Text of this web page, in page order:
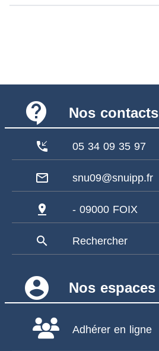
contact_support Nos contacts
phone_callback 05 34 09 35 97
mail_outline snu09@snuipp.fr
pin_drop - 09000 FOIX
search Rechercher
account_circle Nos espaces
Adhérer en ligne